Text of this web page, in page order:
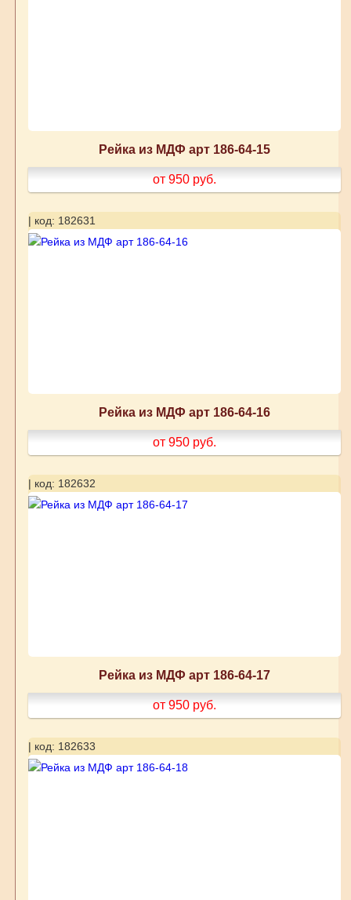
Рейка из МДФ арт 186-64-15
от 950 руб.
| код: 182631
Рейка из МДФ арт 186-64-16
от 950 руб.
| код: 182632
Рейка из МДФ арт 186-64-17
от 950 руб.
| код: 182633